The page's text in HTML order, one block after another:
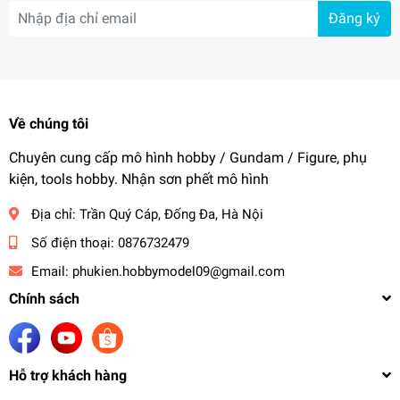
Đăng ký
Về chúng tôi
Chuyên cung cấp mô hình hobby / Gundam / Figure, phụ
kiện, tools hobby. Nhận sơn phết mô hình
Địa chỉ: Trần Quý Cáp, Đống Đa, Hà Nội
Số điện thoại: 0876732479
Email: phukien.hobbymodel09@gmail.com
Chính sách
Hỗ trợ khách hàng